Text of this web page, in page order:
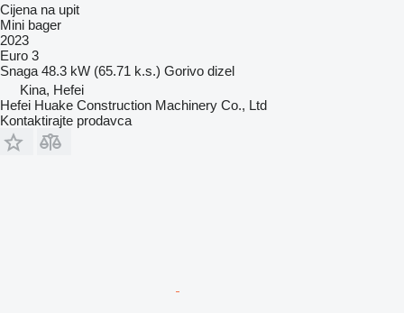
Cijena na upit
Mini bager
2023
Euro 3
Snaga 48.3 kW (65.71 k.s.) Gorivo dizel
Kina, Hefei
Hefei Huake Construction Machinery Co., Ltd
Kontaktirajte prodavca